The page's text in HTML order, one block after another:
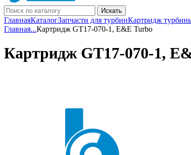
Искать
ГлавнаяКаталогЗапчасти для турбинКартридж
Главная...Картридж GT17-070-1, E&E Turbo
Картридж GT17-070-1,